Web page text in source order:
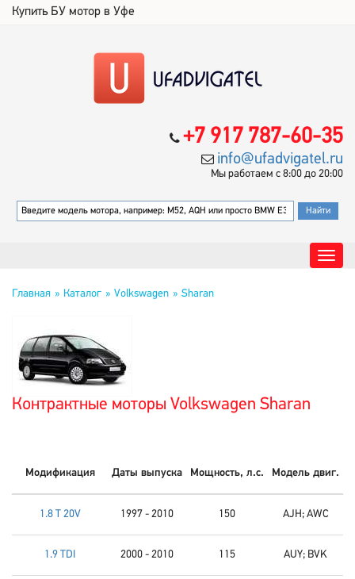
Купить БУ мотор в Уфе
+7 917 787-60-35
info@ufadvigatel.ru
Мы работаем с 8:00 до 20:00
Главная Каталог Volkswagen Sharan
Контрактные моторы Volkswagen Sharan
Модификация Даты выпуска Мощность, л.с. Модель двиг.
1.8 T 20V 1997 - 2010 150 AJH; AWC
1.9 TDI 2000 - 2010 115 AUY; BVK